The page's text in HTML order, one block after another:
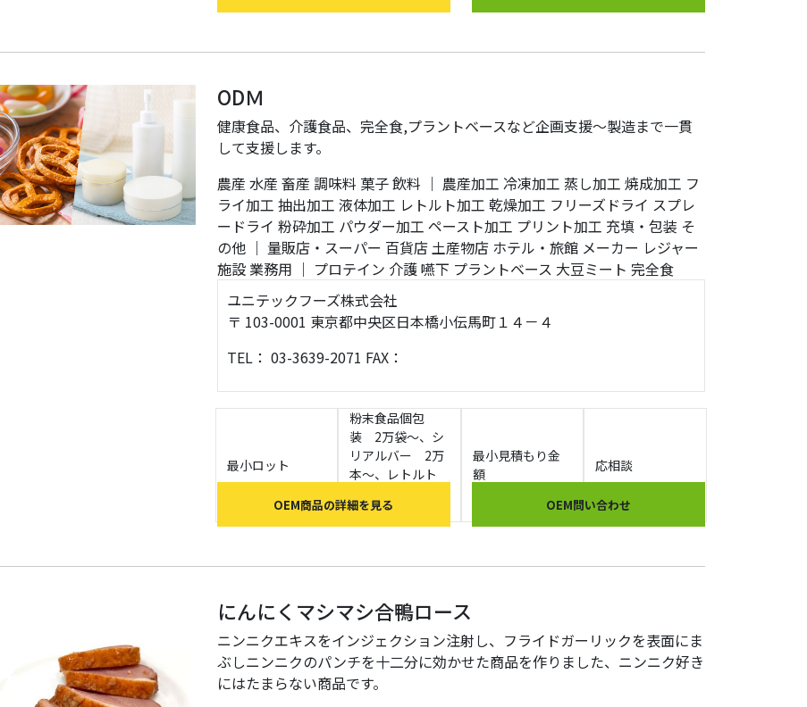
ODＭ
健康食品、介護食品、完全食,プラントベースなど企画支援〜製造まで一貫
して支援します。
農産 水産 畜産 調味料 菓子飲料 ｜ 農産加工 冷凍加工 蒸し加工 焼成加工 フ
ライ加工 抽出加工 液体加工 レトルト加工 乾燥加工 フリーズドライ スプレ
ードライ 粉砕加工 パウダー加工 ペースト加工 プリント加工 充填・包装 そ
の他｜ 量販店・スーパー 百貨店土産物店 ホテル・旅館 メーカー レジャー
施設業務用 ｜ プロテイン 介護嚥下 プラントベース 大豆ミート 完全食
ユニテックフーズ株式会社
〒 103-0001 東京都中央区日本橋小伝馬町１４－４
TEL： 03-3639-2071 FAX：
最小ロット
粉末食品個包
装 2万袋～、シ
リアルバー 2万
本～、レトルト
～
最小見積もり金
額
応相談
OEM商品の詳細を見る OEM問い合わせ
にんにくマシマシ合鴨ロース
ニンニクエキスをインジェクション注射し、フライドガーリックを表面にま
ぶしニンニクのパンチを十二分に効かせた商品を作りました、ニンニク好き
にはたまらない商品です。